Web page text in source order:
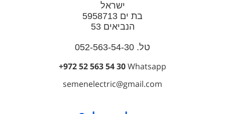
ישראל
בת ים 5958713
הנביאים 53
טל. 052-563-54-30
+972 52 563 54 30Whatsapp
semenelectric@gmail.com